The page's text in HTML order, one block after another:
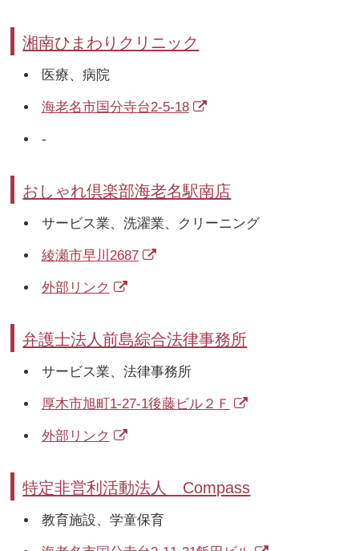
湘南ひまわりクリニック
医療、病院
海老名市国分寺台2-5-18
-
おしゃれ倶楽部海老名駅南店
サービス業、洗濯業、クリーニング
綾瀬市早川2687
外部リンク
弁護士法人前島綜合法律事務所
サービス業、法律事務所
厚木市旭町1-27-1後藤ビル２Ｆ
外部リンク
特定非営利活動法人 Compass
教育施設、学童保育